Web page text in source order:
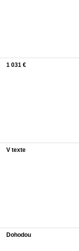
1 031 €
V texte
Dohodou